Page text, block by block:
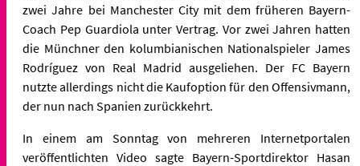
zwei Jahre bei Manchester City mit dem früheren Bayern-
Coach Pep Guardiola unter Vertrag. Vor zwei Jahren hatten
die Münchner den kolumbianischen Nationalspieler James
Rodríguez von Real Madrid ausgeliehen. Der FC Bayern
nutzte allerdings nicht die Kaufoption für den Offensivmann,
der nun nach Spanien zurückkehrt.
In einem am Sonntag von mehreren Internetportalen
veröffentlichten Video sagte Bayern-Sportdirektor Hasan